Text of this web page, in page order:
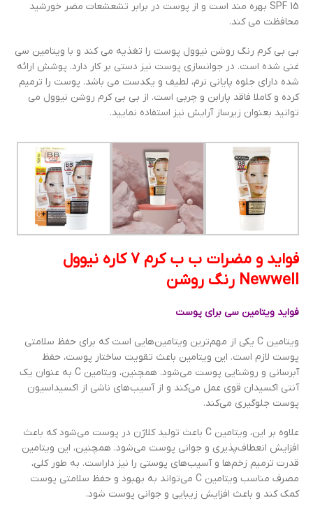
SPF 15 بهره مند است و از پوست در برابر تشعشعات مضر خورشید
محافظت می کند.
بی بی کرم رنگ روشن نیوول پوست را تغذیه می کند و با ویتامین سی
غنی شده است. در جوانسازی پوست نیز دستی بر کار دارد. پوشش ارائه
شده دارای جلوه پایانی نرم، لطیف و یکدست می باشد. پوست را ترمیم
کرده و کاملا فاقد پارابن و چربی است. از بی بی کرم روشن نیوول می
توانید بعنوان زیرساز آرایش نیز استفاده نمایید.
فواید و مضرات ب ب کرم 7 کاره نیوول
Newwell رنگ روشن
فواید ویتامین سی برای پوست
ویتامین C یکی از مهم‌ترین ویتامین‌هایی است که برای حفظ سلامتی
پوست لازم است. این ویتامین باعث تقویت ساختار پوست، حفظ
آبرسانی و روشنایی پوست می‌شود. همچنین، ویتامین C به عنوان یک
آنتی اکسیدان قوی عمل می‌کند و از آسیب‌های ناشی از اکسیداسیون
پوست جلوگیری می‌کند.
علاوه بر این، ویتامین C باعث تولید کلاژن در پوست می‌شود که باعث
افزایش انعطاف‌پذیری و جوانی پوست می‌شود. همچنین، این ویتامین
قدرت ترمیم زخم‌ها و آسیب‌های پوستی را نیز داراست. به طور کلی،
مصرف مناسب ویتامین C می‌تواند به بهبود و حفظ سلامتی پوست
کمک کند و باعث افزایش زیبایی و جوانی پوست شود.